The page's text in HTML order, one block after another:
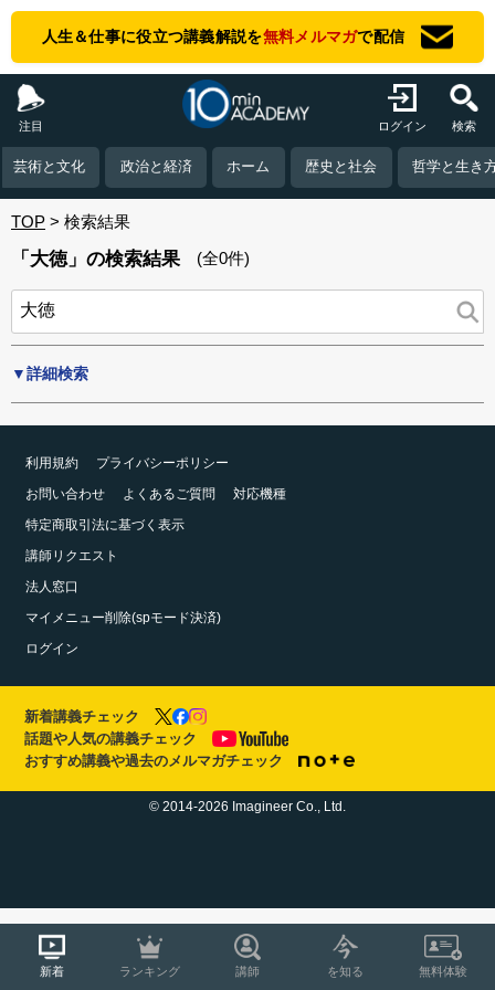
人生＆仕事に役立つ講義解説を無料メルマガで配信
注目 ログイン 検索
芸術と文化 政治と経済 ホーム 歴史と社会 哲学と生き
TOP 検索結果
「大徳」の検索結果 (全0件)
▼詳細検索
利用規約
プライバシーポリシー
お問い合わせ
よくあるご質問
対応機種
特定商取引法に基づく表示
講師リクエスト
法人窓口
マイメニュー削除(spモード決済)
ログイン
新着講義チェック
話題や人気の講義チェック
おすすめ講義や過去のメルマガチェック
© 2014-2026 Imagineer Co., Ltd.
新着 ランキング 講師 を知る 無料体験